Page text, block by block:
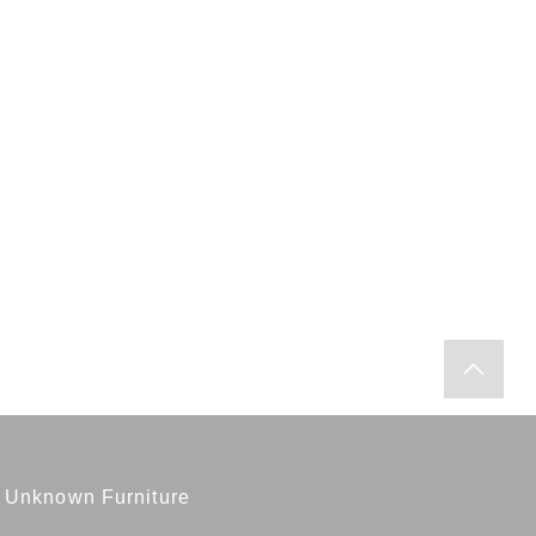
Unknown Furniture